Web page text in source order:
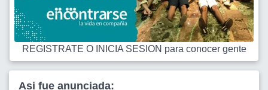
REGISTRATE O INICIA SESION para conocer gente
Asi fue anunciada: